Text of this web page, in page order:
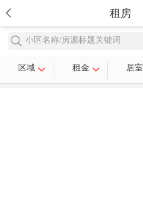
租房
小区名称/房源标题关键词
区域 租金 居室